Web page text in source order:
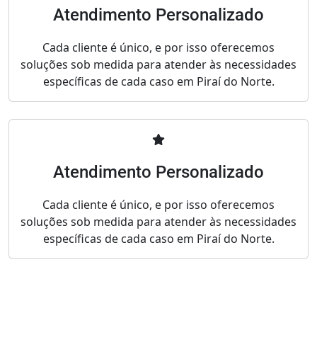
Atendimento Personalizado
Cada cliente é único, e por isso oferecemos
soluções sob medida para atender às necessidades
específicas de cada caso em Piraí do Norte.
Atendimento Personalizado
Cada cliente é único, e por isso oferecemos
soluções sob medida para atender às necessidades
específicas de cada caso em Piraí do Norte.